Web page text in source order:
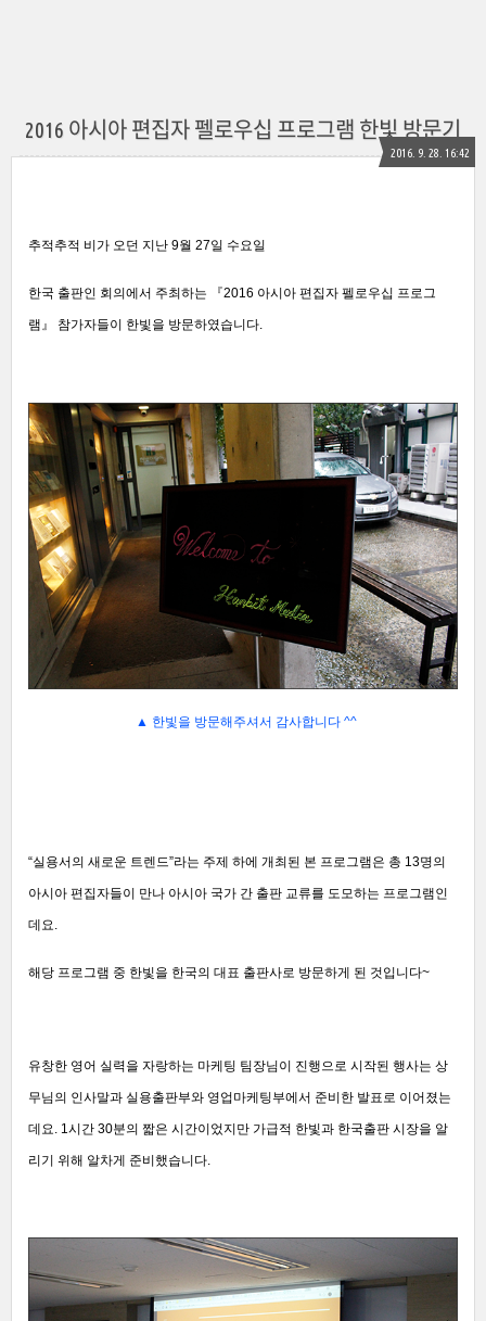
2016 아시아 편집자 펠로우십 프로그램 한빛 방문기
2016. 9. 28. 16:42
추적추적 비가 오던 지난 9월 27일 수요일
한국 출판인 회의에서 주최하는 『2016 아시아 편집자 펠로우십 프로그
램』 참가자들이 한빛을 방문하였습니다.
▲ 한빛을 방문해주셔서 감사합니다 ^^
“실용서의 새로운 트렌드”라는 주제 하에 개최된 본 프로그램은 총 13명의
아시아 편집자들이 만나 아시아 국가 간 출판 교류를 도모하는 프로그램인
데요.
해당 프로그램 중 한빛을 한국의 대표 출판사로 방문하게 된 것입니다~
유창한 영어 실력을 자랑하는 마케팅 팀장님이 진행으로 시작된 행사는 상
무님의 인사말과 실용출판부와 영업마케팅부에서 준비한 발표로 이어졌는
데요. 1시간 30분의 짧은 시간이었지만 가급적 한빛과 한국출판 시장을 알
리기 위해 알차게 준비했습니다.